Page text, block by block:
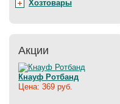
Хозтовары
Акции
Кнауф Ротбанд
Цена: 369 руб.